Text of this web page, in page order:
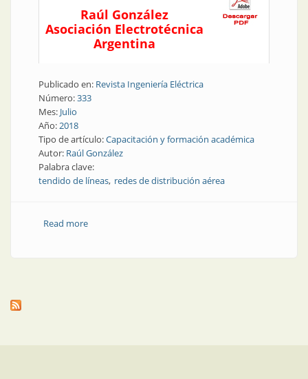
Raúl González
Asociación Electrotécnica
Argentina
Publicado en: Revista Ingeniería Eléctrica
Número:333
Mes: Julio
Año:2018
Tipo de artículo:Capacitación y formación académica
Autor: Raúl González
Palabra clave:
tendido de líneas redes de distribución aérea
Read moreabout Tendido de líneas | Repotenciación de redes de